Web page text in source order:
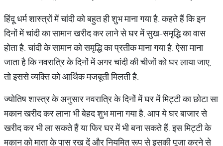
हिंदू धर्म शास्त्रों में चांदी को बहुत ही शुभ माना गया है. कहते हैं कि इन
दिनों में चांदी का सामान खरीद कर लाने से घर में सुख-समृद्धि का वास
होता है. चांदी के सामान को समृद्धि का प्रतीक माना गया है. ऐसा माना
जाता है कि नवरात्रि के दिनों में अगर चांदी की चीजों को घर लाया जाए,
तो इससे व्यक्ति को आर्थिक मजबूती मिलती है.
ज्योतिष शास्त्र के अनुसार नवरात्रि के दिनों में घर में मिट्टी का छोटा सा
मकान खरीद कर लाना भी बेहद शुभ माना गया है. आप ये घर बाजार से
खरीद कर भी ला सकते हैं या फिर घर में भी बना सकते हैं. इस मिट्टी के
मकान को माता के पास रख दें और नियमित रूप से इसकी पूजा करने से